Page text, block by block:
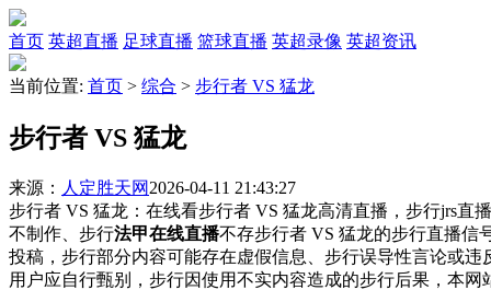
首页 英超直播 足球直播 篮球直播 英超录像 英超资讯
当前位置: 首页 > 综合 > 步行者 VS 猛龙
步行者 VS 猛龙
来源： 人定胜天网 2026-04-11 21:43:27
步行者 VS 猛龙：在线看步行者 VS 猛龙高清直播，步行jrs直
不制作、步行法甲在线直播不存步行者 VS 猛龙的步行直播信
投稿，步行部分内容可能存在虚假信息、步行误导性言论或
用户应自行甄别，步行因使用不实内容造成的步行后果，本网